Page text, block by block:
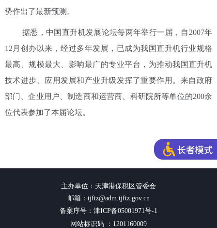
势作出了最新预测。
据悉，中国直升机发展论坛每两年举行一届，自2007年
12月创办以来，经过多年发展，已成为我国直升机行业规格
最高、规模最大、影响最广的专业平台，为推动我国直升机
技术进步、应用发展和产业升级发挥了重要作用。来自政府
部门、企业用户、制造商和运营商、科研院所等单位的200余
位代表参加了本届论坛。
主办单位：天津港保税区管委会
邮箱：tjftz@adm.tjftz.gov.cn
备案序号：津ICP备05001971号-1
网站标识码 ：1201160009